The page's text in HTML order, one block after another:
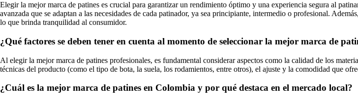
Elegir la mejor marca de patines es crucial para garantizar un rendimiento óptimo y una experiencia segura al
avanzada que se adaptan a las necesidades de cada patinador, ya sea principiante, intermedio o profesional.
lo que brinda tranquilidad al consumidor.
¿Qué factores se deben tener en cuenta al momento de seleccionar la mejor marca de
Al elegir la mejor marca de patines profesionales, es fundamental considerar aspectos como la calidad de los
técnicas del producto (como el tipo de bota, la suela, los rodamientos, entre otros), el ajuste y la comodidad que
¿Cuál es la mejor marca de patines en Colombia y por qué destaca en el mercado local?